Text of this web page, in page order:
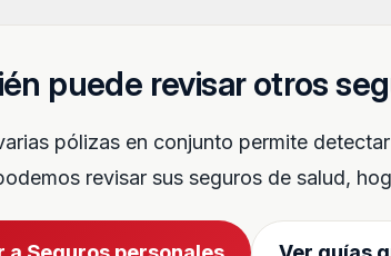
puede revisar otros
pólizas en conjunto permite
revisar sus seguros de salud,